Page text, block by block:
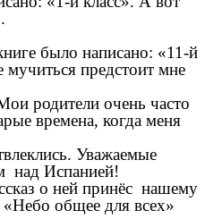
было написано: «11-й
мучиться предстоит мне
родители очень часто
времена, когда меня
Уважаемые
над Испанией!
о ней принёс нашему
«Небо общее для всех»